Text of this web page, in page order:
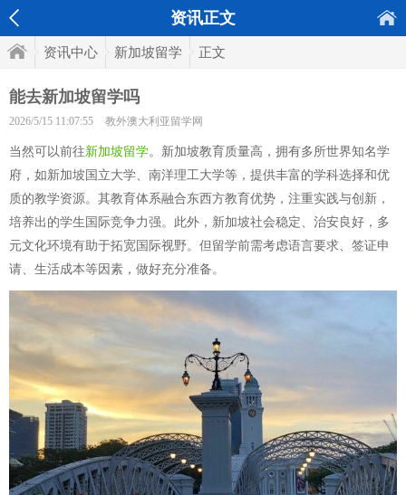
资讯正文
资讯中心 新加坡留学 正文
能去新加坡留学吗
2026/5/15 11:07:55 教外澳大利亚留学网
当然可以前往新加坡留学。新加坡教育质量高，拥有多所世界知名学
府，如新加坡国立大学、南洋理工大学等，提供丰富的学科选择和优
质的教学资源。其教育体系融合东西方教育优势，注重实践与创新，
培养出的学生国际竞争力强。此外，新加坡社会稳定、治安良好，多
元文化环境有助于拓宽国际视野。但留学前需考虑语言要求、签证申
请、生活成本等因素，做好充分准备。